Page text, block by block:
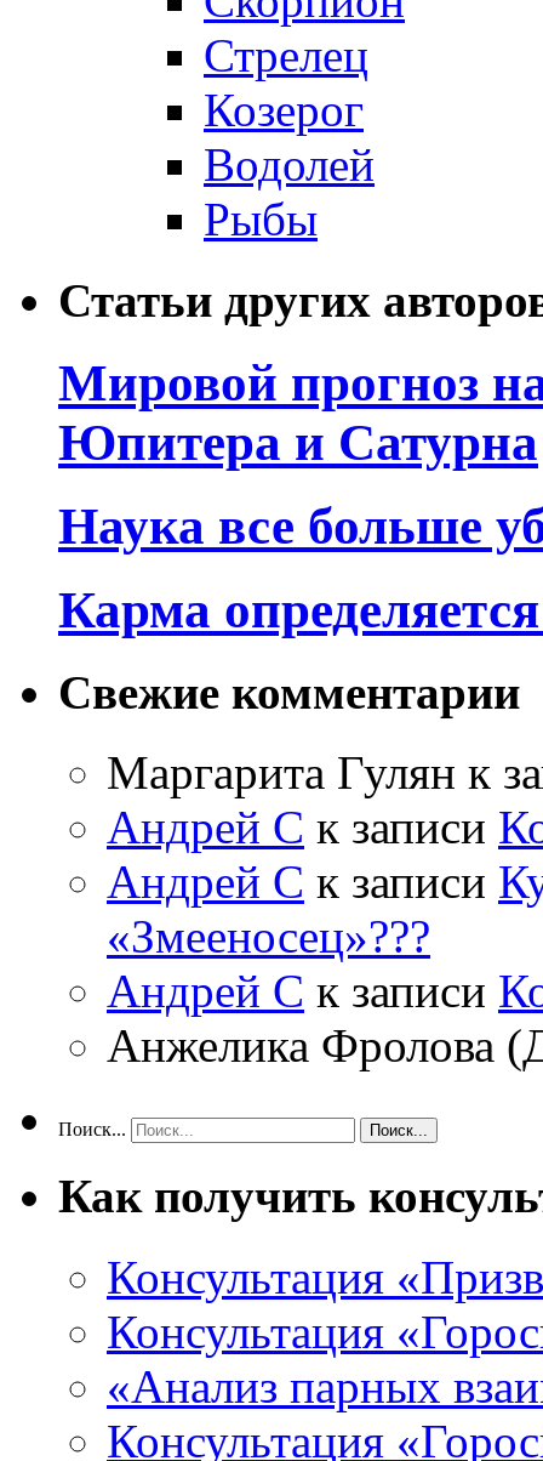
Стрелец
Козерог
Водолей
Рыбы
Статьи других
Мировой прогноз
Юпитера и Сатурна
Наука все больше
Карма
Свежие комментарии
Маргарита Гулян к
Андрей С к записи
Андрей С к записи
«Змееносец»???
Андрей С к записи
Анжелика Фролова
Поиск...
Как получить
Консультация
Консультация
«Анализ парных
Консультация